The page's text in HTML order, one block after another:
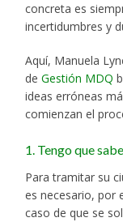
concreta es
incertidumbres y
Aquí, Manuela
deGestión MDQ
ideas erróneas
comienzan el
1. Tengo que
Para tramitar su
es necesario, por
caso de que se